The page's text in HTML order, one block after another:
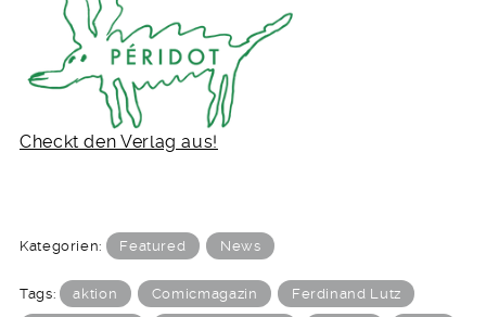
Checkt den Verlag aus!
Kategorien: Featured News
Tags: aktion Comicmagazin Ferdinand Lutz